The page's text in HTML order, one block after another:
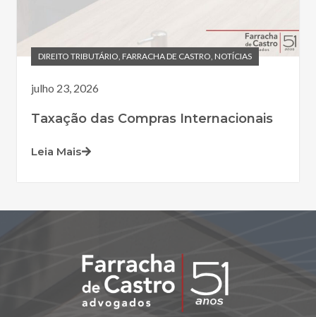
DIREITO TRIBUTÁRIO, FARRACHA DE CASTRO, NOTÍCIAS
julho 23, 2026
Taxação das Compras Internacionais
Leia Mais